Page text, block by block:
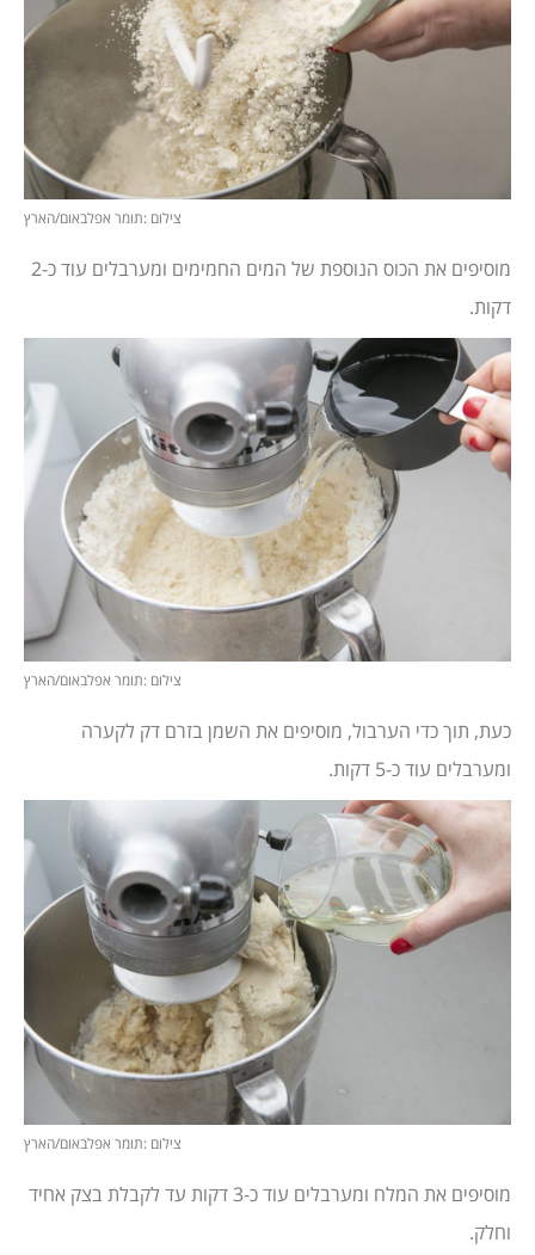
צילום :תומר אפלבאום/הארץ
מוסיפים את הכוס הנוספת של המים החמימים ומערבלים עוד כ-2
דקות.
צילום :תומר אפלבאום/הארץ
כעת, תוך כדי הערבול, מוסיפים את השמן בזרם דק לקערה
ומערבלים עוד כ-5 דקות.
צילום :תומר אפלבאום/הארץ
מוסיפים את המלח ומערבלים עוד כ-3 דקות עד לקבלת בצק אחיד
וחלק.